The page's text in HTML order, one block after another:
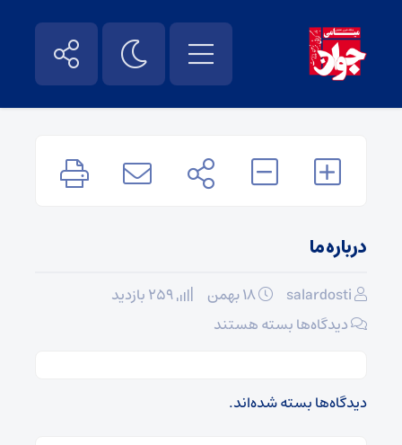
درباره ما
salardosti
دیدگاه‌هابرای
بسته هستند
دیدگاه‌ها بسته شده‌اند.